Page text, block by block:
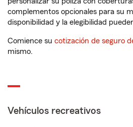
complementos opcionales para su
disponibilidad y la elegibilidad
Comience su cotización de seguro
mismo.
Vehículos recreativos